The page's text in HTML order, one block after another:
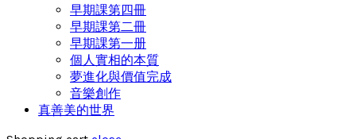
早期課第四冊
早期課第二冊
早期課第一册
個人實相的本質
夢進化與價值完成
音樂創作
真善美的世界